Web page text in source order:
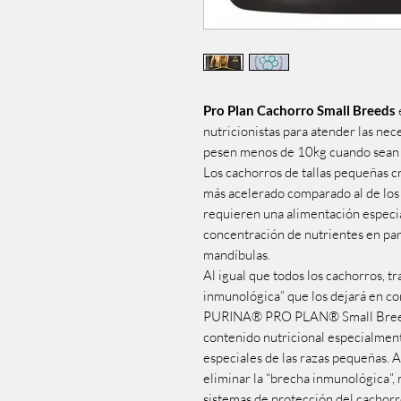
Pro Plan Cachorro Small Breeds
nutricionistas para atender las
pesen menos de 10kg cuando
Los cachorros de tallas pequeñas
más acelerado comparado al de
requieren una alimentación
concentración de nutrientes en
mandíbulas.
Al igual que todos los cachorros,
inmunológica” que los dejará en
PURINA® PRO PLAN® Small
contenido nutricional
especiales de las razas pequeñas.
eliminar la “brecha